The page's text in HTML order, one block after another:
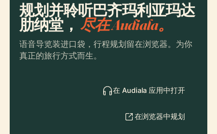
规划并聆听巴齐玛利亚玛达
肋纳堂，尽在 Audiala。
语音导览装进口袋，行程规划留在浏览器。为你
真正的旅行方式而生。
在 Audiala 应用中打开
在浏览器中规划